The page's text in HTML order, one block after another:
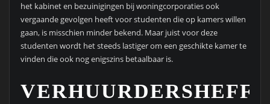
het kabinet en bezuinigingen bij woningcorporaties ook
vergaande gevolgen heeft voor studenten die op kamers willen
gaan, is misschien minder bekend. Maar juist voor deze
studenten wordt het steeds lastiger om een geschikte kamer te
vinden die ook nog enigszins betaalbaar is.